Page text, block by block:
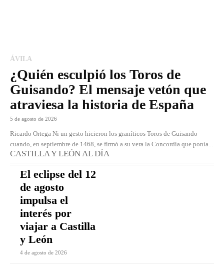
ÁVILA
¿Quién esculpió los Toros de
Guisando? El mensaje vetón que
atraviesa la historia de España
5 de agosto de 2026
Ricardo Ortega Ni un gesto hicieron los graníticos Toros de Guisando
cuando, en septiembre de 1468, se firmó a su vera la Concordia que ponía...
CASTILLA Y LEÓN AL DÍA
El eclipse del 12
de agosto
impulsa el
interés por
viajar a Castilla
y León
4 de agosto de 2026